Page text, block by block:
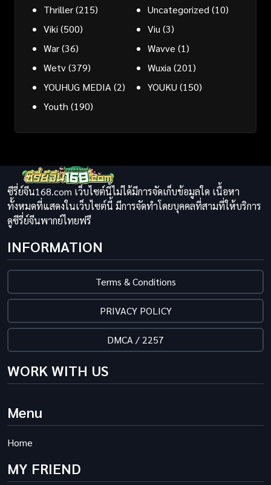
Thriller(215) Uncategorized(10)
Viki (500) Viu(3)
War(36) Wavve (1)
Wetv(379) Wuxia(201)
YOUHUG MEDIA(2) YOUKU (150)
Youth (190)
ซีรี่ย์จีน168.com เว็บไซต์นี้ไม่ได้มีการจัดเก็บข้อมูลใด เนื้อหา
ทั้งหมดที่แสดงในเว็บไซต์นี้ มีการจัดทำโดยบุคคลที่สามที่ให้บริการ
ดูซีรี่ย์จีนพากย์ไทยฟรี
INFORMATION
Terms & Conditions
PRIVACY POLICY
DMCA / 2257
WORK WITH US
Menu
Home
MY FRIEND